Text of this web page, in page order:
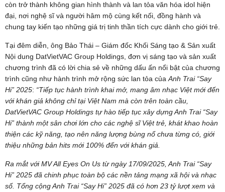
còn trở thành không gian hình thành và lan tỏa văn hóa idol hiện
đại, nơi nghệ sĩ và người hâm mộ cùng kết nối, đồng hành và
chung tay kiến tạo những giá trị tinh thần tích cực dành cho giới trẻ.
Tại đêm diễn, ông Bảo Thái – Giám đốc Khối Sáng tạo & Sản xuất
Nội dung DatVietVAC Group Holdings, đơn vị sáng tạo và sản xuất
chương trình đã có lời chia sẻ về những dấu ấn nổi bật của chương
trình cũng như hành trình mở rộng sức lan tỏa củaAnh Trai “Say
Hi” 2025: “Tiếp tục hành trình khai mở, mang âm nhạc Việt mới đến
với khán giả không chỉ tại Việt Nam mà còn trên toàn cầu,
DatVietVAC Group Holdings tự hào tiếp tục xây dựng Anh Trai “Say
Hi” thành một sân chơi lớn cho các nghệ sĩ Việt trẻ, khát khao hoàn
thiện các kỹ năng, tạo nên năng lượng bùng nổ chưa từng có, giới
thiệu những bản hits mới 100% đến với khán giả.
Ra mắt với MV All Eyes On Us từ ngày 17/09/2025, Anh Trai “Say
Hi” 2025 đã chinh phục toàn bộ các nền tảng mạng xã hội và nhạc
số. Tổng cộng Anh Trai “Say Hi” 2025 đã có hơn 23 tỷ lượt xem và